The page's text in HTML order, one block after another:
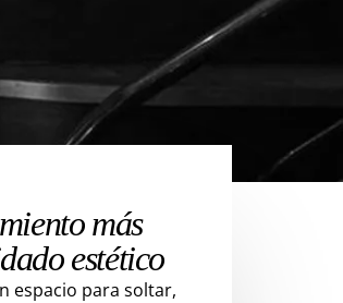
más
estético
espacio para soltar,